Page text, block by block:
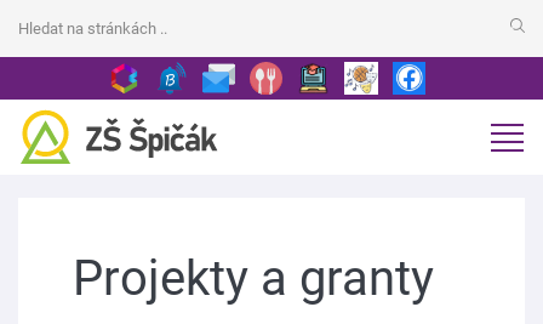
Projekty a granty